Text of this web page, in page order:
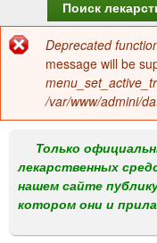
а
в
о
м
е
н
Поиск
Сообщение
об
ошибке
Deprecated
message will be
/var/www/admini/
Только
лекарственных
нашем сайте
котором они и